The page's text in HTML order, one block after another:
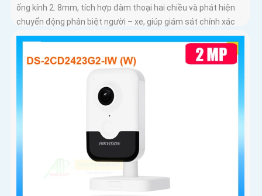
ống kính 2. 8mm, tích hợp đàm thoại hai chiều và phát hiện
chuyển động phân biệt người – xe, giúp giám sát chính xác